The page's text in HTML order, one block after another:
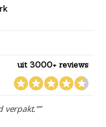
uit 3000+ reviews
verpakt.””